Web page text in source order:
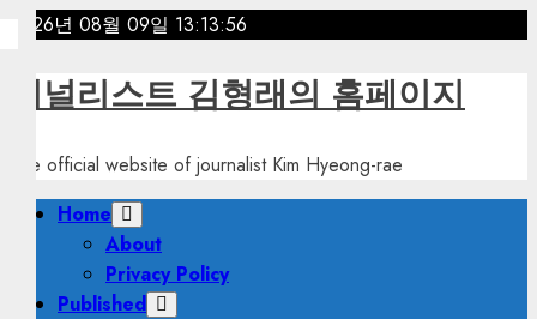
Skip
content
2026년 08월 09일 13:13:57
저널리스트 김형래의 홈페이지
The official website of journalist Kim Hyeong-rae
PrimaryHome
About
Privacy Policy
Published